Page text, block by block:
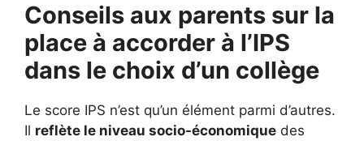
Conseils aux parents sur la
place à accorder à l’IPS
dans le choix d’un collège
Le score IPS n’est qu’un élément parmi d’autres.
Il reflète le niveau socio-économique des